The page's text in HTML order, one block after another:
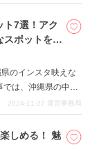
思い出をお作りく
それぞれの島につい
。
ト7選！アク
スポットを巡
のインスタ映えな
では、沖縄県の中で
します。 沖縄県と
本島は非常に魅力
今回の記事で紹介
ください。
2024-11-27 運営事務局
しめる！ 魅